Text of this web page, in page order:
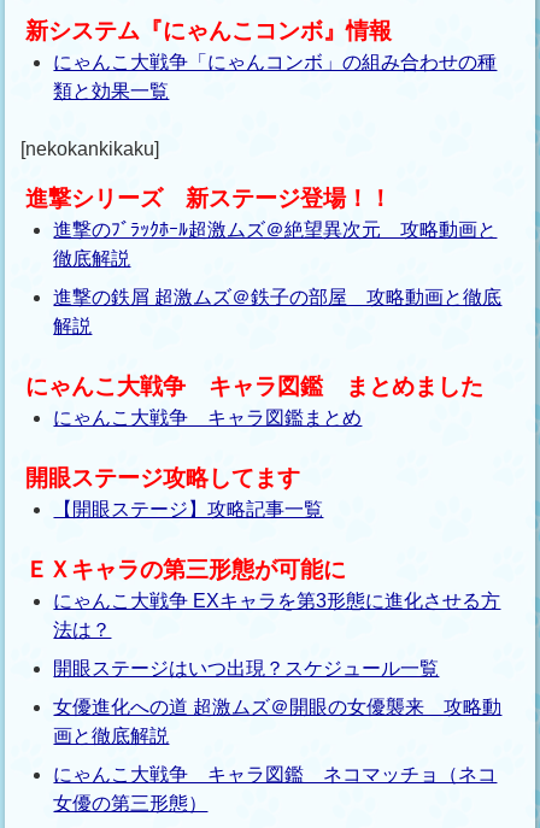
新システム『にゃんこコンボ』情報
にゃんこ大戦争「にゃんコンボ」の組み合わせの種
類と効果一覧
[nekokankikaku]
進撃シリーズ 新ステージ登場！！
進撃のﾌﾞﾗｯｸﾎｰﾙ超激ムズ＠絶望異次元 攻略動画と
徹底解説
進撃の鉄屑 超激ムズ＠鉄子の部屋 攻略動画と徹底
解説
にゃんこ大戦争 キャラ図鑑 まとめました
にゃんこ大戦争 キャラ図鑑まとめ
開眼ステージ攻略してます
【開眼ステージ】攻略記事一覧
ＥＸキャラの第三形態が可能に
にゃんこ大戦争 EXキャラを第3形態に進化させる方
法は？
開眼ステージはいつ出現？スケジュール一覧
女優進化への道 超激ムズ＠開眼の女優襲来 攻略動
画と徹底解説
にゃんこ大戦争 キャラ図鑑 ネコマッチョ（ネコ
女優の第三形態）